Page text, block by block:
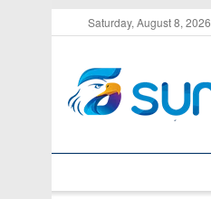
Saturday, August 8, 2026